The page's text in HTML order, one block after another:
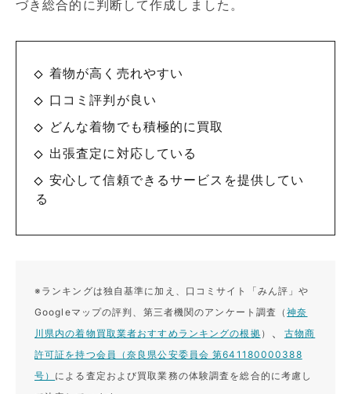
づき総合的に判断して作成しました。
着物が高く売れやすい
口コミ評判が良い
どんな着物でも積極的に買取
出張査定に対応している
安心して信頼できるサービスを提供してい
る
※ランキングは独自基準に加え、口コミサイト「みん評」や
Googleマップの評判、第三者機関のアンケート調査（神奈
川県内の着物買取業者おすすめランキングの根拠 ） 、
古物商
許可証を持つ会員（奈良県公安委員会 第641180000388
号） による査定および買取業務の体験調査を総合的に考慮し